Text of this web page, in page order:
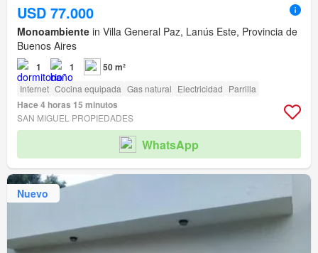
USD 77.000
Monoambiente in Villa General Paz, Lanús Este, Provincia de
Buenos Aires
1 1 50 m²
Internet Cocina equipada Gas natural Electricidad Parrilla
Hace 4 horas 15 minutos
SAN MIGUEL PROPIEDADES
WhatsApp
Nuevo